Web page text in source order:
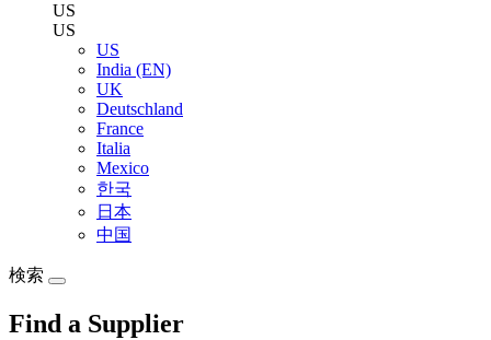
US
US
US
India (EN)
UK
Deutschland
France
Italia
Mexico
한국
日本
中国
検索
Find a Supplier